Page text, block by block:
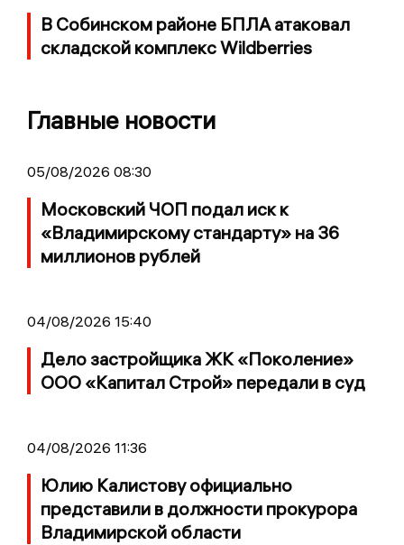
В Собинском районе БПЛА атаковал
складской комплекс Wildberries
Главные новости
05/08/2026 08:30
Московский ЧОП подал иск к
«Владимирскому стандарту» на 36
миллионов рублей
04/08/2026 15:40
Дело застройщика ЖК «Поколение»
ООО «Капитал Строй» передали в суд
04/08/2026 11:36
Юлию Калистову официально
представили в должности прокурора
Владимирской области